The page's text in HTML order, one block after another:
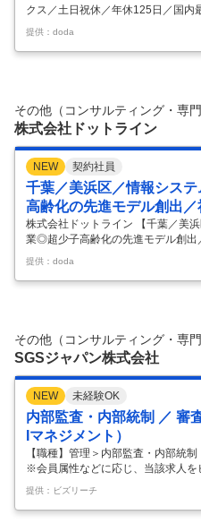
クス／土日祝休／年休125日／国内
建設計】意匠設計<レジデンスデ
125日／国内最大手設計事務所 【
／国内外に拠点を設け、日本を代
社が取り組むプロジェクトに、設
が、ご経験や希望等を踏まえて決定
提供：doda
その他（コンサルティング・専
株式会社ドットライン
NEW 契約社員
千葉／美浜区／情報シス
高齢化の先進モデル創出
株式会社ドットライン 【千葉／美
業◎超少子高齢化の先進モデル創出
容】 【千葉／美浜区】情報システ
の先進モデル創出／社会貢献型事
療・放デイ・就労支援など複数の
える社会インフラ ＝求人のポイン
景： 当グループは、障がい福祉事
提供：doda
その他（コンサルティング・専
SGSジャパン株式会社
NEW 未経験OK
内部監査・内部統制 ／ 審
Iマネジメント）
【職種】管理＞内部監査・内部統
※会員属性などに応じ、当該求人を
が異なる場合があります ▍はじめ
の現場経験を活かし、クライアン
いるかを第三者の立場で確認する
そ、実態に即した視点で課題を見
提供：ビズリーチ